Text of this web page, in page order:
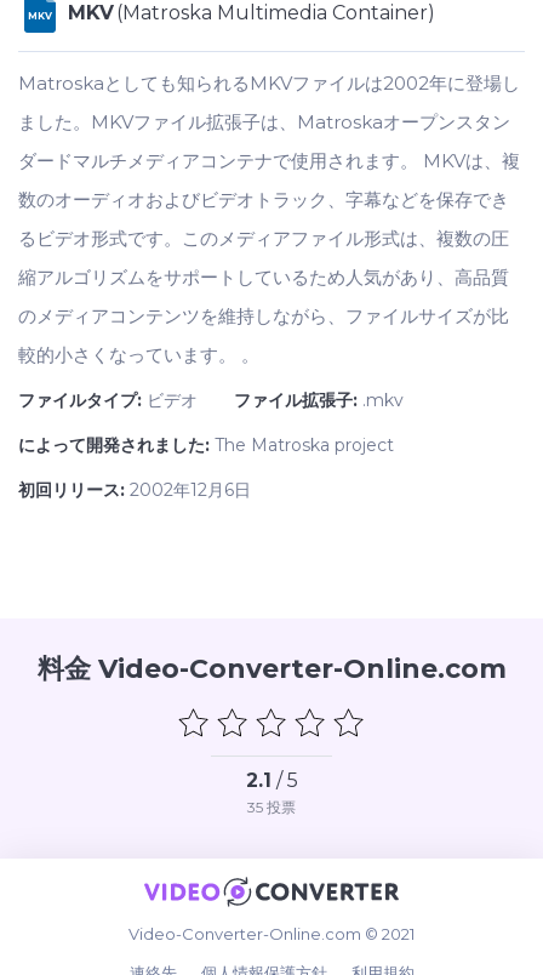
MKV MKV(Matroska Multimedia Container)
Matroskaとしても知られるMKVファイルは2002年に登場し
ました。MKVファイル拡張子は、Matroskaオープンスタン
ダードマルチメディアコンテナで使用されます。 MKVは、複
数のオーディオおよびビデオトラック、字幕などを保存でき
るビデオ形式です。このメディアファイル形式は、複数の圧
縮アルゴリズムをサポートしているため人気があり、高品質
のメディアコンテンツを維持しながら、ファイルサイズが比
較的小さくなっています。 。
ファイルタイプ: ビデオ ファイル拡張子: .mkv
によって開発されました: The Matroska project
初回リリース: 2002年12月6日
料金 Video-Converter-Online.com
2.1 / 5
35 投票
Video-Converter-Online.com © 2021